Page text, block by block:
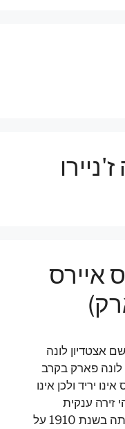
איירס
אצטדיון לונה
לונה פארק בקרב
יריד ולכן אינו
זירה ענקית
המשרתת מטרות מרובות. היא נבנתה בשנת 1910 על